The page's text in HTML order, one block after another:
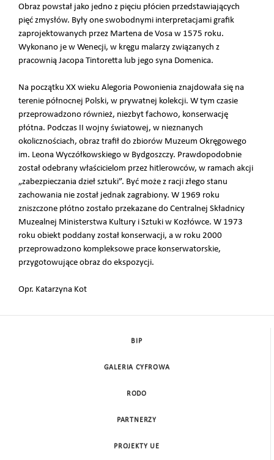
Obraz powstał jako jedno z pięciu płócien przedstawiających
pięć zmysłów. Były one swobodnymi interpretacjami grafik
zaprojektowanych przez Martena de Vosa w 1575 roku.
Wykonano je w Wenecji, w kręgu malarzy związanych z
pracownią Jacopa Tintoretta lub jego syna Domenica.
Na początku XX wieku Alegoria Powonienia znajdowała się na
terenie północnej Polski, w prywatnej kolekcji. W tym czasie
przeprowadzono również, niezbyt fachowo, konserwację
płótna. Podczas II wojny światowej, w nieznanych
okolicznościach, obraz trafił do zbiorów Muzeum Okręgowego
im. Leona Wyczółkowskiego w Bydgoszczy. Prawdopodobnie
został odebrany właścicielom przez hitlerowców, w ramach akcji
„zabezpieczania dzieł sztuki”. Być może z racji złego stanu
zachowania nie został jednak zagrabiony. W 1969 roku
zniszczone płótno zostało przekazane do Centralnej Składnicy
Muzealnej Ministerstwa Kultury i Sztuki w Kozłówce. W 1973
roku obiekt poddany został konserwacji, a w roku 2000
przeprowadzono kompleksowe prace konserwatorskie,
przygotowujące obraz do ekspozycji.
Opr. Katarzyna Kot
BIP
GALERIA CYFROWA
RODO
PARTNERZY
PROJEKTY UE